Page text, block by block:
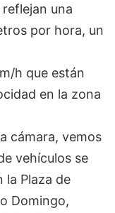
una
por hora, un
h que están
en la zona
cámara, vemos
vehículos se
la Plaza de
Domingo,